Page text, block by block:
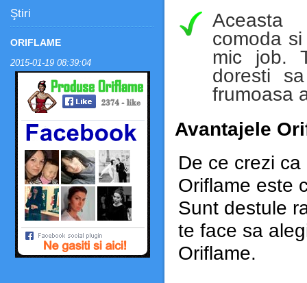
Ştiri
ORIFLAME
2015-01-19 08:39:04
comoda
mic job.
doresti
frumoasa
Avantajele
De ce crezi
Oriflame este
Sunt destule
te face sa
Oriflame.